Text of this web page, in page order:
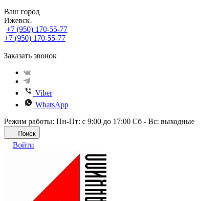
Ваш город
Ижевск
+7 (950) 170-55-77
+7 (950) 170-55-77
Заказать звонок
Viber
WhatsApp
Режим работы: Пн-Пт: с 9:00 до 17:00 Сб - Вс: выходные
Поиск
Войти